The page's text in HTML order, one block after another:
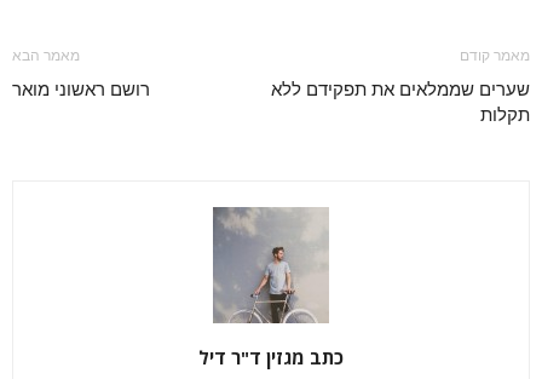
מאמר קודם
שערים שממלאים את תפקידם ללא
תקלות
מאמר הבא
רושם ראשוני מואר
כתב מגזין ד"ר דיל